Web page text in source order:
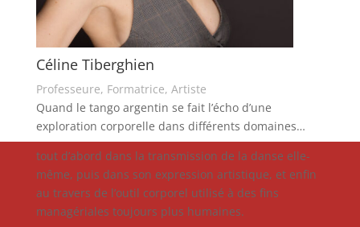
Céline Tiberghien
Professeure, Formatrice, Artiste
Quand le tango argentin se fait l’écho d’une
exploration corporelle dans différents domaines…
tout d’abord dans la transmission de la danse elle-
même, puis dans son expression artistique, et enfin
au travers de l’outil corporel utilisé à des fins
managériales toujours plus humaines.